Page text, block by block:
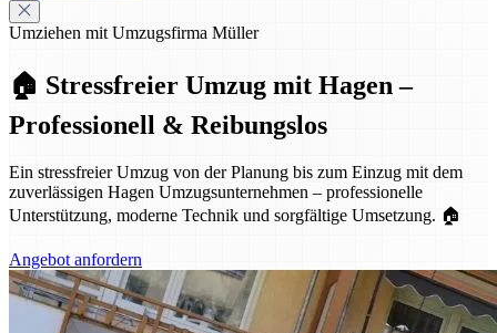
Umziehen mit Umzugsfirma Müller
🏠 Stressfreier Umzug mit Hagen –
Professionell & Reibungslos
Ein stressfreier Umzug von der Planung bis zum Einzug mit dem
zuverlässigen Hagen Umzugsunternehmen – professionelle
Unterstützung, moderne Technik und sorgfältige Umsetzung. 🏠
Angebot anfordern